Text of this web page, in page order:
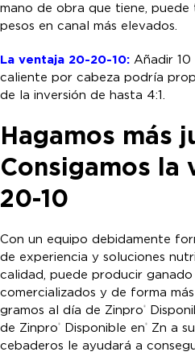
mano de obra que tiene,
pesos en canal más elevados.
La ventaja 20-20-10: Añadir 10
caliente por cabeza podría
de la inversión de hasta 4:1.
Hagamos más
Consigamos la
20-10
Con un equipo debidamente
de experiencia y soluciones
calidad, puede producir ganado
comercializados y de forma
gramos al día de Zinpro®
de Zinpro® Disponible en®
Zn a
cebaderos le ayudará a